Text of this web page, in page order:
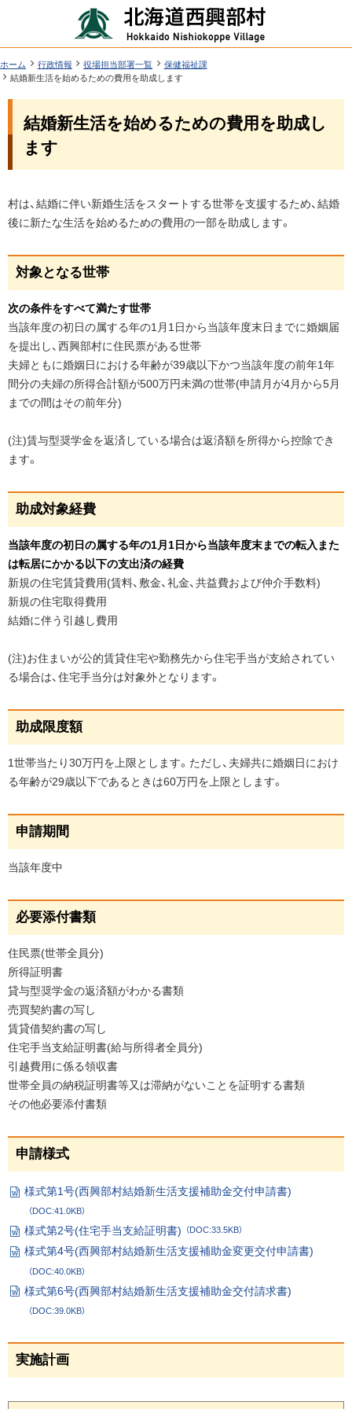
へ
機
ー
へ
興
部
行
政
情
ツ
ー
ル
現
在
階
ホーム 行政情報 役場担当部署一覧
保健福祉課
結婚新生活を始めるための費用を助成します
結婚新生活を始めるための費用を助成し
ます
ー
ジ
目
次
対
象
と
な
る
世
帯
助
成
象
経
費
助
成
限
度
額
申
請
間
必
要
添
付
請
実
施
計
画
問
い
合
せ
先・
担
窓
村は、結婚に伴い新婚生活をスタートする世帯を支援するため、結婚
後に新たな生活を始めるための費用の一部を助成します。
対象となる世帯
次の条件をすべて満たす世帯
当該年度の初日の属する年の1月1日から当該年度末日までに婚姻届
を提出し、西興部村に住民票がある世帯
夫婦ともに婚姻日における年齢が39歳以下かつ当該年度の前年1年
間分の夫婦の所得合計額が500万円未満の世帯(申請月が4月から5月
までの間はその前年分)
(注)賃与型奨学金を返済している場合は返済額を所得から控除でき
ます。
ペ
ー
ジ
の
ト
ッ
プ
戻
る
助成対象経費
当該年度の初日の属する年の1月1日から当該年度末までの転入また
は転居にかかる以下の支出済の経費
新規の住宅賃貸費用(賃料、敷金、礼金、共益費および仲介手数料)
新規の住宅取得費用
結婚に伴う引越し費用
(注)お住まいが公的賃貸住宅や勤務先から住宅手当が支給されてい
る場合は、住宅手当分は対象外となります。
ペ
ー
ジ
の
ッ
プ
へ
戻
助成限度額
1世帯当たり30万円を上限とします。ただし、夫婦共に婚姻日におけ
る年齢が29歳以下であるときは60万円を上限とします。
ペ
ジ
ト
ッ
プ
へ
戻
る
申請期間
当該年度中
ー
ジ
の
ト
ッ
プ
へ
戻
る
必要添付書類
住民票(世帯全員分)
所得証明書
貸与型奨学金の返済額がわかる書類
売買契約書の写し
賃貸借契約書の写し
住宅手当支給証明書(給与所得者全員分)
引越費用に係る領収書
世帯全員の納税証明書等又は滞納がないことを証明する書類
その他必要添付書類
ペ
ジ
の
ッ
プ
戻
申請様式
d
フ
ァ
イ
様式第1号(西興部村結婚新生活支援補助金交付申請書)
（DOC:41.0KB）
or
ァ
イ
様式第2号(住宅手当支給証明書) （DOC:33.5KB）
d
フ
様式第4号(西興部村結婚新生活支援補助金変更交付申請書)
（DOC:40.0KB）
ァ
イ
ル
様式第6号(西興部村結婚新生活支援補助金交付請求書)
（DOC:39.0KB）
ペ
ー
実施計画